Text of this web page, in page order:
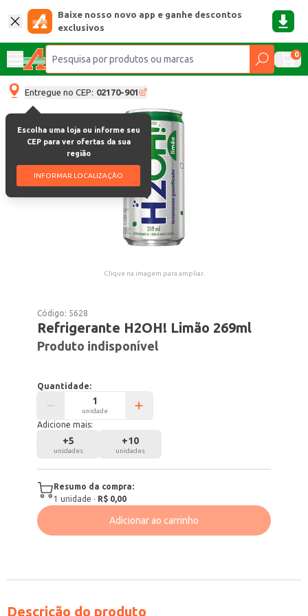
Baixe nosso novo app e ganhe descontos
exclusivos
0
Entregue no CEP: 02170-901
Escolha uma loja ou informe seu
CEP para ver ofertas da sua
região
INFORMAR LOCALIZAÇÃO
Clique na imagem para ampliar.
Código: 5628
Refrigerante H2OH! Limão 269ml
Produto indisponível
Quantidade:
unidade
Adicione mais:
+5
unidades
+10
unidades
Resumo da compra:
1 unidade · R$ 0,00
Adicionar ao carrinho
Descrição do produto